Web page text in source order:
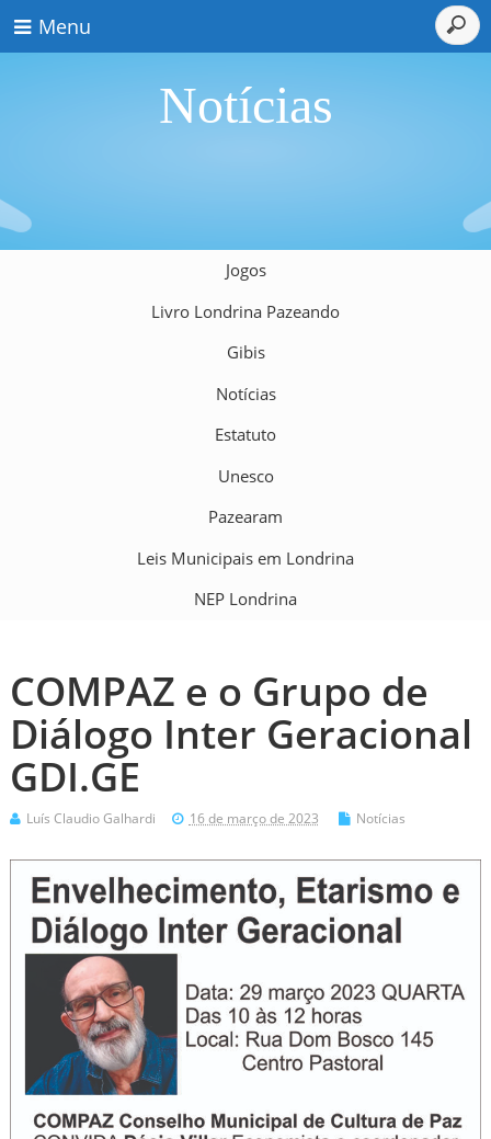
Menu
Notícias
Jogos
Livro Londrina Pazeando
Gibis
Notícias
Estatuto
Unesco
Pazearam
Leis Municipais em Londrina
NEP Londrina
COMPAZ e o Grupo de
Diálogo Inter Geracional
GDI.GE
Luís Claudio Galhardi 16 de março de 2023 Notícias